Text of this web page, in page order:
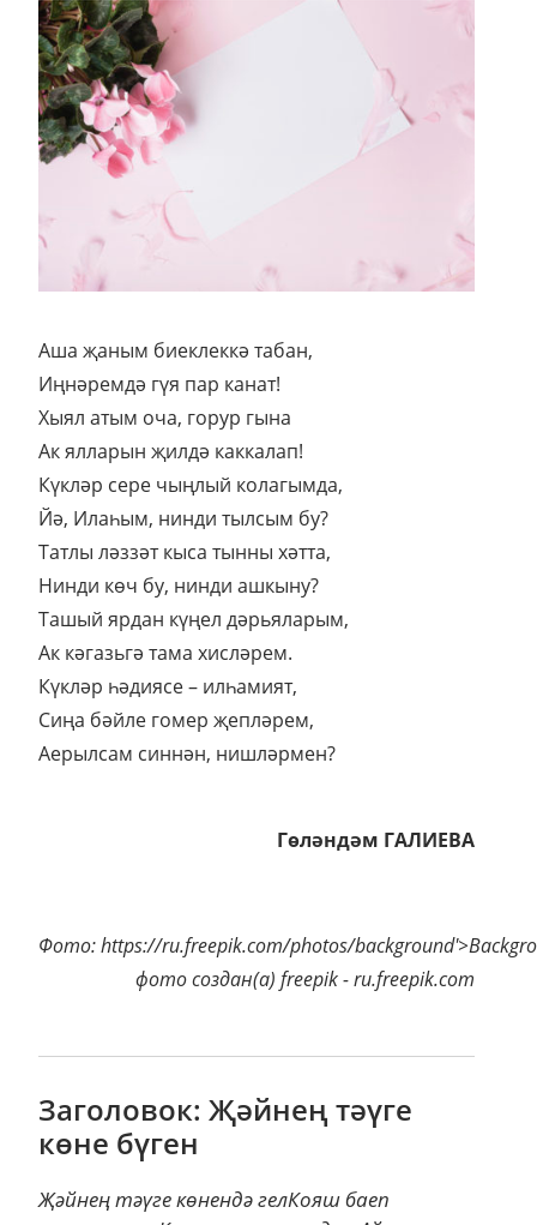
Аша җаным биеклеккә табан,
Иңнәремдә гүя пар канат!
Хыял атым оча, горур гына
Ак ялларын җилдә каккалап!
Күкләр сере чыңлый колагымда,
Йә, Илаһым, нинди тылсым бу?
Татлы ләззәт кыса тынны хәтта,
Нинди көч бу, нинди ашкыну?
Ташый ярдан күңел дәрьяларым,
Ак кәгазьгә тама хисләрем.
Күкләр һәдиясе – илһамият,
Сиңа бәйле гомер җепләрем,
Аерылсам синнән, нишләрмен?
Гөләндәм ГАЛИЕВА
Фото: https://ru.freepik.com/photos/
фото создан(а) freepik - ru.freepik.com
Заголовок: Җәйнең тәүге
көне бүген
Җәйнең тәүге көнендә гелКояш баеп